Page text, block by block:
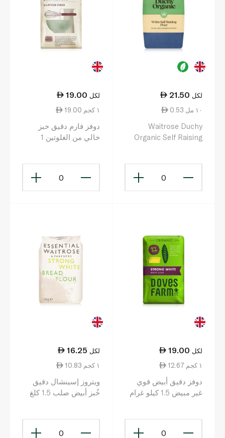
21.50 لكل
0.53 ١٠ مل
Waitrose Duchy
Organic Self Raising
0
19.00 لكل
19.00 ١ كجم
دوفز فارم دقيق خبز
خالي من الغلوتين 1
0
19.00 لكل
12.67 ١ كجم
دوفز دقيق أبيض قوي
غير مبيض 1.5 كيلو غرام
0
16.25 لكل
10.83 ١ كجم
ويتروز إسينشال دقيق
خُبز أبيض صلب 1.5 كلغ
0